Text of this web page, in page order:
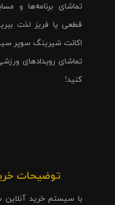
تماشای برنامه‌ها و
قطعی یا فریز لذت
اکانت شیرینگ سوپر
تماشای رویدادهای
کنید!
توضیحات
با سیستم خرید